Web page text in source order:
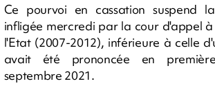
Ce pourvoi en cassation suspend
infligée mercredi par la cour d'appel
l'Etat (2007-2012), inférieure à celle
avait été prononcée en
septembre 2021.